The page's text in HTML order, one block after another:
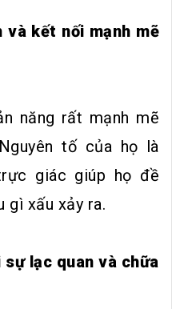
kết nối mạnh mẽ
năng rất mạnh mẽ
tố của họ là
giác giúp họ đề
gì xấu xảy ra.
sự lạc quan và chữa